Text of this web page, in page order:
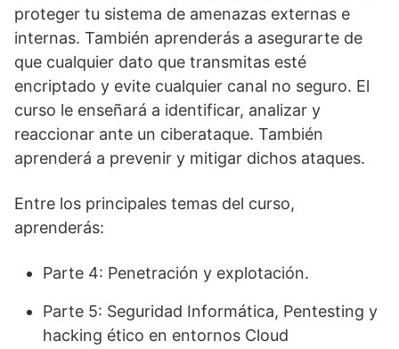
proteger tu sistema de amenazas externas e
internas. También aprenderás a asegurarte de
que cualquier dato que transmitas esté
encriptado y evite cualquier canal no seguro. El
curso le enseñará a identificar, analizar y
reaccionar ante un ciberataque. También
aprenderá a prevenir y mitigar dichos ataques.
Entre los principales temas del curso,
aprenderás:
Parte 4: Penetración y explotación.
Parte 5: Seguridad Informática, Pentesting y
hacking ético en entornos Cloud